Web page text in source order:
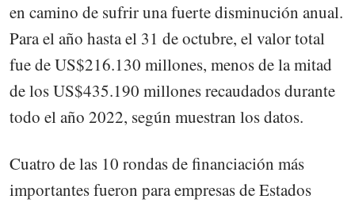
en camino de sufrir una fuerte disminución anual.
Para el año hasta el 31 de octubre, el valor total
fue de US$216.130 millones, menos de la mitad
de los US$435.190 millones recaudados durante
todo el año 2022, según muestran los datos.
Cuatro de las 10 rondas de financiación más
importantes fueron para empresas de Estados